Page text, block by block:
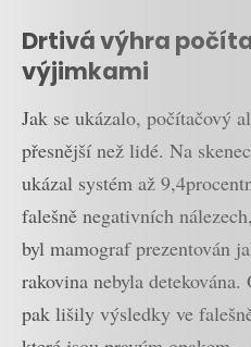
Drtivá výhra
výjimkami
Jak se ukázalo, počítačový
přesnější než lidé. Na
ukázal systém až
falešně negativních
byl mamograf prezentován
rakovina nebyla
pak lišily výsledky ve